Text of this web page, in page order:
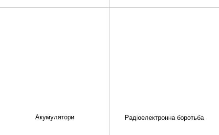
Акумулятори Радіоелектронна боротьба